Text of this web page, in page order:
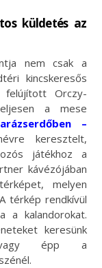
küldetés az
nem csak a
kincskeresős
felújított Orczy-
a mese
–
keresztelt,
játékhoz a
kávézójában
melyen
térkép rendkívül
a kalandorokat.
keresünk
vagy épp a